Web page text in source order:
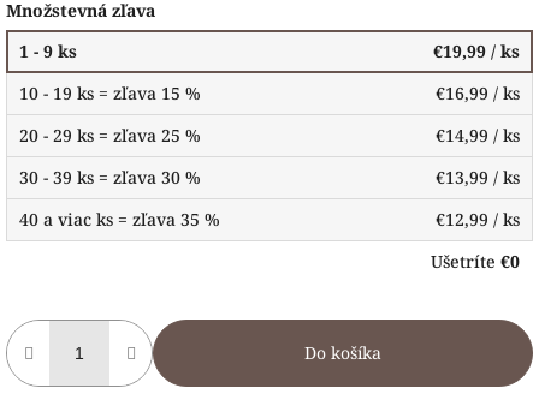
Množstevná zľava
1 - 9 ks
€19,99 / ks
10 - 19 ks = zľava 15 %
€16,99 / ks
20 - 29 ks = zľava 25 %
€14,99 / ks
30 - 39 ks = zľava 30 %
€13,99 / ks
40 a viac ks = zľava 35 %
€12,99 / ks
Ušetríte €0
Do košíka